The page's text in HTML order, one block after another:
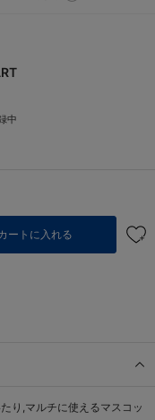
中
ートに入れる
り,マルチに使えるマスコッ